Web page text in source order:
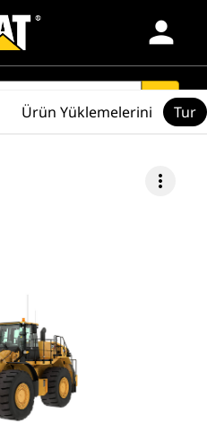
person
search
more_vert
Ürün Yüklemelerini Tur